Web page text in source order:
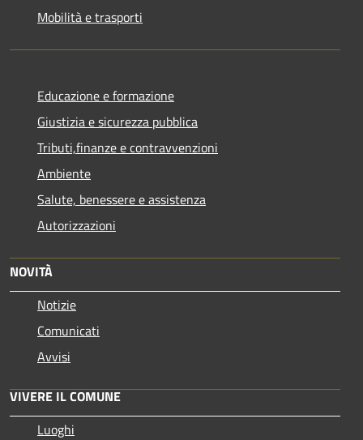
Mobilità e trasporti
Educazione e formazione
Giustizia e sicurezza pubblica
Tributi,finanze e contravvenzioni
Ambiente
Salute, benessere e assistenza
Autorizzazioni
NOVITÀ
Notizie
Comunicati
Avvisi
VIVERE IL COMUNE
Luoghi